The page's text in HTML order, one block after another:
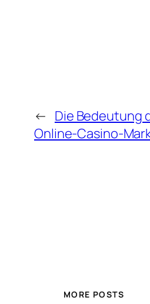
← Die Bedeutung
Online-Casino-
MORE POSTS